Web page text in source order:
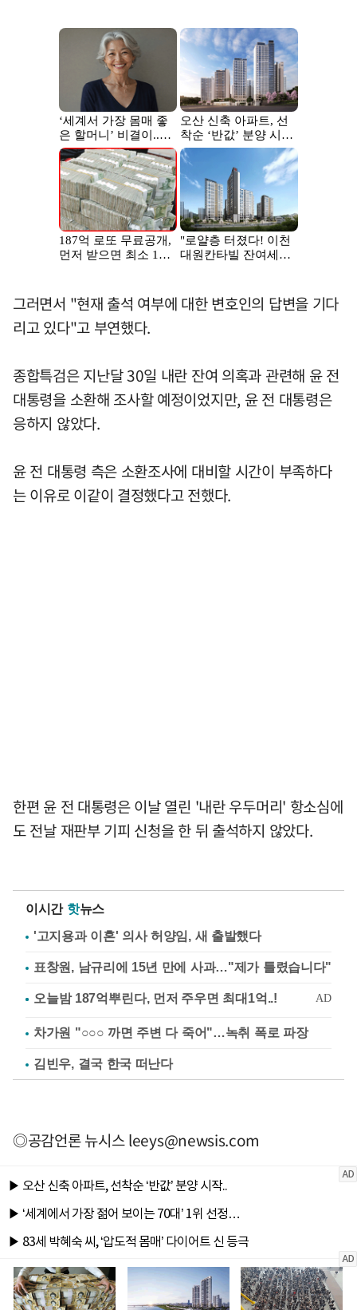
그러면서 "현재 출석 여부에 대한 변호인의 답변을 기다
리고 있다"고 부연했다.
종합특검은 지난달 30일 내란 잔여 의혹과 관련해 윤 전
대통령을 소환해 조사할 예정이었지만, 윤 전 대통령은
응하지 않았다.
윤 전 대통령 측은 소환조사에 대비할 시간이 부족하다
는 이유로 이같이 결정했다고 전했다.
한편 윤 전 대통령은 이날 열린 '내란 우두머리' 항소심에
도 전날 재판부 기피 신청을 한 뒤 출석하지 않았다.
이시간 핫뉴스
'고지용과 이혼' 의사 허양임, 새 출발했다
표창원, 남규리에 15년 만에 사과…"제가 틀렸습니다"
차가원 "○○○ 까면 주변 다 죽어"…녹취 폭로 파장
김빈우, 결국 한국 떠난다
◎공감언론 뉴시스leeys@newsis.com